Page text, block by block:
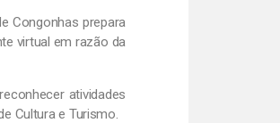
Congonhas prepara
virtual em razão da
atividades
Cultura e Turismo.